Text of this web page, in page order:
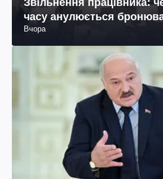
часу анулюється
Вчора